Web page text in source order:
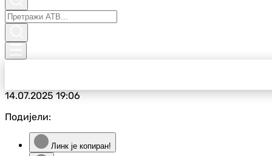
14.07.202519:06
Подијели:
Линк је копиран!